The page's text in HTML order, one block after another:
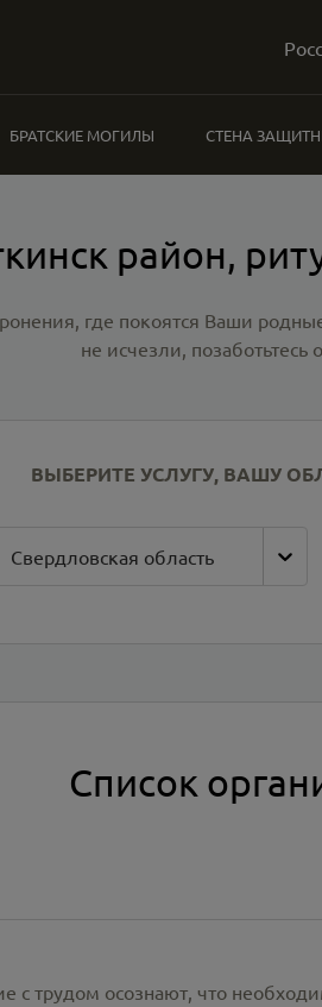
БРАТСКИЕ МОГИЛЫ СТЕНА
район,
где покоятся Ваши
не исчезли, позаботьтесь
ВЫБЕРИТЕ УСЛУГУ, ВАШУ
Свердловская область
Список
с трудом осознают, что